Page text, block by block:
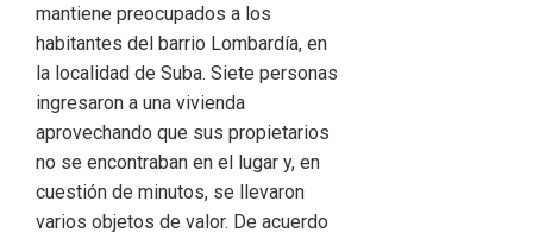
mantiene preocupados a los
habitantes del barrio Lombardía, en
la localidad de Suba. Siete personas
ingresaron a una vivienda
aprovechando que sus propietarios
no se encontraban en el lugar y, en
cuestión de minutos, se llevaron
varios objetos de valor. De acuerdo